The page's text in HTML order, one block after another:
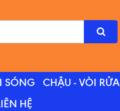
SÓNG CHẬU - VÒI RỬA
HỆ